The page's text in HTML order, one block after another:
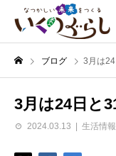
ブログ 3月は
3月は24日と
2024.03.13 生活情報